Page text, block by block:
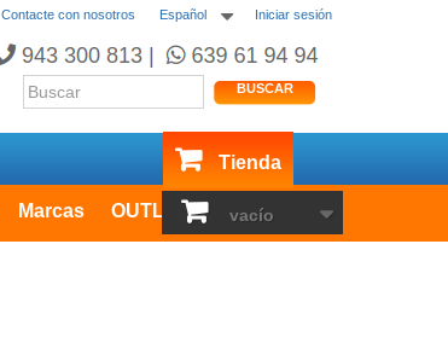
Iniciar sesión
Español
Contacte con nosotros
BUSCAR
vacío
Tienda
Marcas OUTLET